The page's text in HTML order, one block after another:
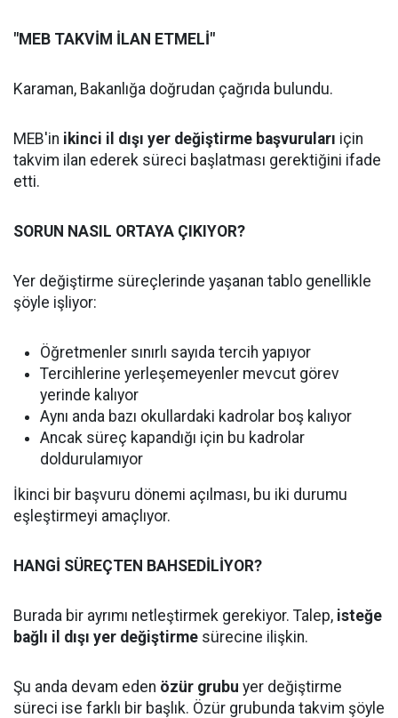
"MEB TAKVİM İLAN ETMELİ"
Karaman, Bakanlığa doğrudan çağrıda bulundu.
MEB'in ikinci il dışı yer değiştirme başvuruları için
takvim ilan ederek süreci başlatması gerektiğini ifade
etti.
SORUN NASIL ORTAYA ÇIKIYOR?
Yer değiştirme süreçlerinde yaşanan tablo genellikle
şöyle işliyor:
Öğretmenler sınırlı sayıda tercih yapıyor
Tercihlerine yerleşemeyenler mevcut görev
yerinde kalıyor
Aynı anda bazı okullardaki kadrolar boş kalıyor
Ancak süreç kapandığı için bu kadrolar
doldurulamıyor
İkinci bir başvuru dönemi açılması, bu iki durumu
eşleştirmeyi amaçlıyor.
HANGİ SÜREÇTEN BAHSEDİLİYOR?
Burada bir ayrımı netleştirmek gerekiyor. Talep, isteğe
bağlı il dışı yer değiştirme sürecine ilişkin.
Şu anda devam eden özür grubu yer değiştirme
süreci ise farklı bir başlık. Özür grubunda takvim şöyle